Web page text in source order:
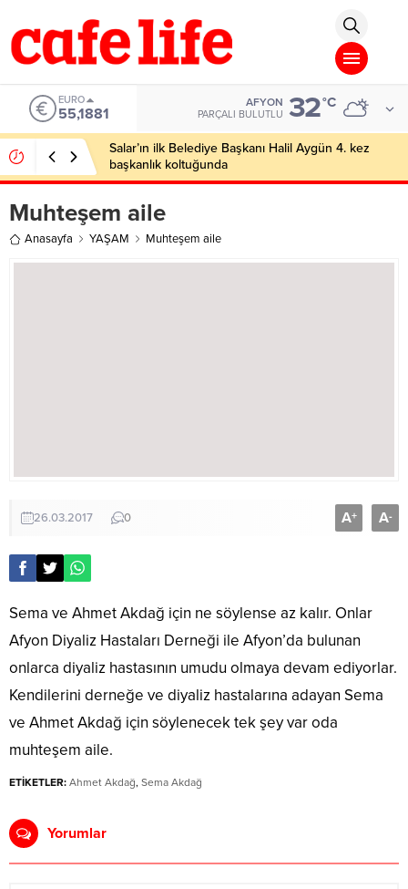
Deneme Bonusu Veren
EURO
55,1881
AFYON
PARÇALI BULUTLU 32°C
Salar’ın ilk Belediye Başkanı Halil Aygün 4. kez
başkanlık koltuğunda
Muhteşem aile
Anasayfa YAŞAM Muhteşem aile
26.03.2017 0 A+ A-
Sema ve Ahmet Akdağ için ne söylense az kalır. Onlar
Afyon Diyaliz Hastaları Derneği ile Afyon’da bulunan
onlarca diyaliz hastasının umudu olmaya devam ediyorlar.
Kendilerini derneğe ve diyaliz hastalarına adayan Sema
ve Ahmet Akdağ için söylenecek tek şey var oda
muhteşem aile.
ETİKETLER: Ahmet Akdağ, Sema Akdağ
Yorumlar